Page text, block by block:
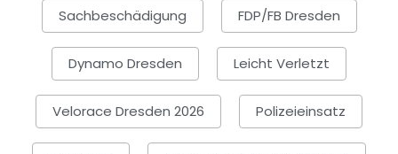
Sachbeschädigung FDP/FB Dresden
Dynamo Dresden Leicht Verletzt
Velorace Dresden 2026 Polizeieinsatz